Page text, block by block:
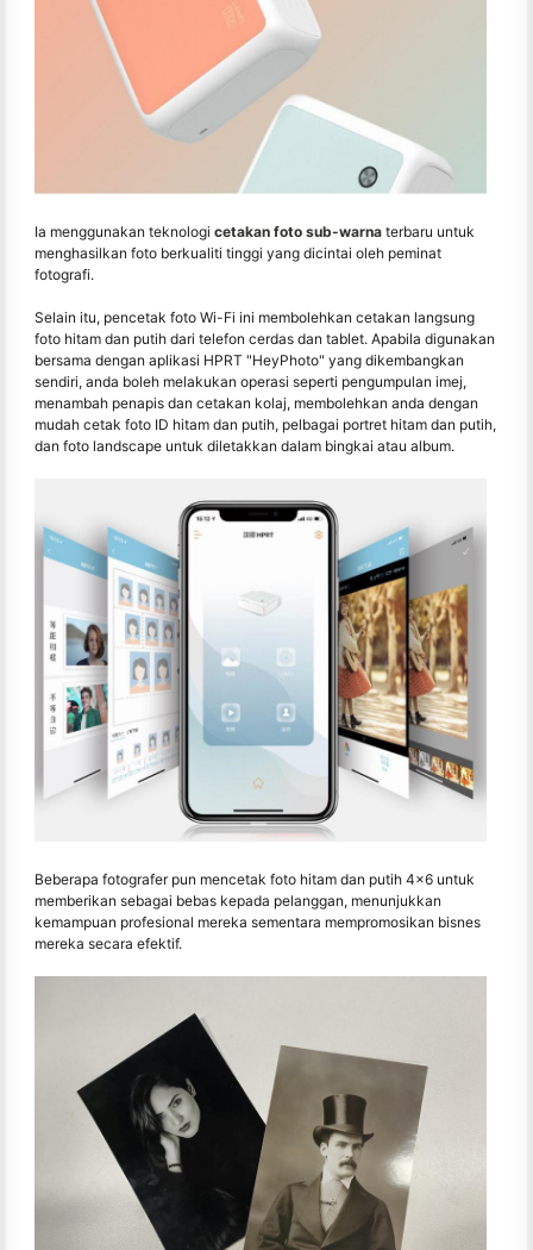
Ia menggunakan teknologi cetakan foto sub-warna terbaru untuk
menghasilkan foto berkualiti tinggi yang dicintai oleh peminat
fotografi.
Selain itu, pencetak foto Wi-Fi ini membolehkan cetakan langsung
foto hitam dan putih dari telefon cerdas dan tablet. Apabila digunakan
bersama dengan aplikasi HPRT "HeyPhoto" yang dikembangkan
sendiri, anda boleh melakukan operasi seperti pengumpulan imej,
menambah penapis dan cetakan kolaj, membolehkan anda dengan
mudah cetak foto ID hitam dan putih, pelbagai portret hitam dan putih,
dan foto landscape untuk diletakkan dalam bingkai atau album.
Beberapa fotografer pun mencetak foto hitam dan putih 4x6 untuk
memberikan sebagai bebas kepada pelanggan, menunjukkan
kemampuan profesional mereka sementara mempromosikan bisnes
mereka secara efektif.